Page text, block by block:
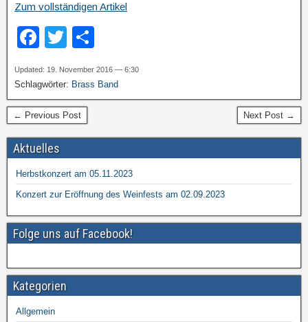
Zum vollständigen Artikel
F
c
e
b
o
o
k
T
tt
er
e
n
Updated: 19. November 2016 — 6:30
Schlagwörter: Brass Band
← Previous Post Next Post →
Aktuelles
Herbstkonzert am 05.11.2023
Konzert zur Eröffnung des Weinfests am 02.09.2023
Folge uns auf Facebook!
Kategorien
Allgemein